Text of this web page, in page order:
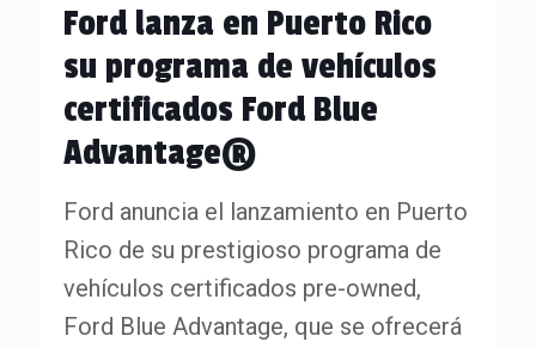
Ford lanza en Puerto Rico
su programa de vehículos
certificados Ford Blue
Advantage®
Ford anuncia el lanzamiento en Puerto
Rico de su prestigioso programa de
vehículos certificados pre-owned,
Ford Blue Advantage, que se ofrecerá